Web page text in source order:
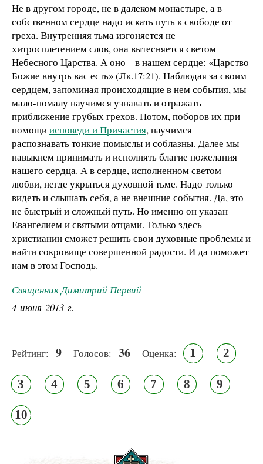
Не в другом городе, не в далеком монастыре, а в
собственном сердце надо искать путь к свободе от
греха. Внутренняя тьма изгоняется не
хитросплетением слов, она вытесняется светом
Небесного Царства. А оно – в нашем сердце: «Царство
Божие внутрь вас есть» (Лк.17:21). Наблюдая за своим
сердцем, запоминая происходящие в нем события, мы
мало-помалу научимся узнавать и отражать
приближение грубых грехов. Потом, поборов их при
помощиисповеди и Причастия, научимся
распознавать тонкие помыслы и соблазны. Далее мы
навыкнем принимать и исполнять благие пожелания
нашего сердца. А в сердце, исполненном светом
любви, негде укрыться духовной тьме. Надо только
видеть и слышать себя, а не внешние события. Да, это
не быстрый и сложный путь. Но именно он указан
Евангелием и святыми отцами. Только здесь
христианин сможет решить свои духовные проблемы и
найти сокровище совершенной радости. И да поможет
нам в этом Господь.
Священник Димитрий Первий
4 июня 2013 г.
Рейтинг: 9 Голосов: 36 Оценка: 1 2
3 4 5 6 7 8 9
10